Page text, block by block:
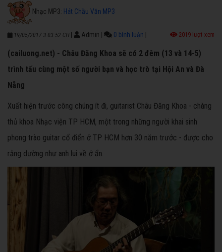
Nhạc MP3: Hát Chầu Văn MP3
19/05/2017 3:03:52 CH Admin 0 bình luận 2019 lượt xem
(cailuong.net) - Châu Đăng Khoa sẽ có 2 đêm (13 và 14-5)
trình tấu cùng một số người bạn và học trò tại Hội An và Đà
Nẵng
Xuất hiện trước công chúng ít đi, guitarist Châu Đăng Khoa - chàng
thủ khoa Nhạc viện TP HCM, một trong những người khai sinh
phong trào guitar cổ điển ở TP HCM hơn 30 năm trước - được cho
rằng dường như anh lui về ở ẩn.